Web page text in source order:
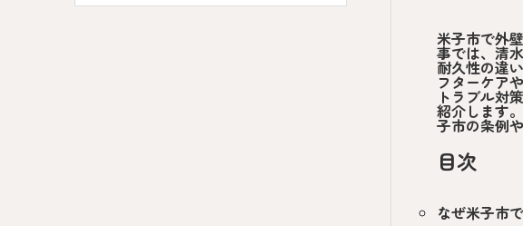
米子市で外
事では、清
耐久性の違
フターケア
トラブル対
紹介します
子市の条例
目次
なぜ米子市